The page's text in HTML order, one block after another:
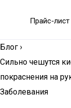
Прайс-лист
Блог ›
Сильно чешутся
покраснения на
Заболевания